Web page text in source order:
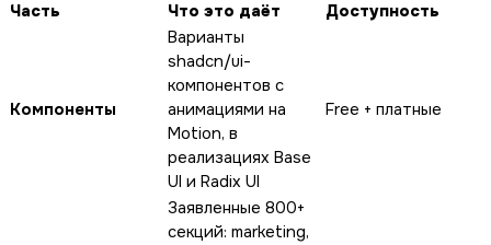
Часть Что это даёт Доступность
Компоненты
Варианты
shadcn/ui-
компонентов с
анимациями на
Motion, в
реализациях Base
UI и Radix UI
Free + платные
Заявленные 800+
секций: marketing,